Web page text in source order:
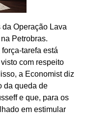
Operação Lava
Petrobras.
tarefa está
com respeito
a Economist diz
da queda de
e que, para os
em estimular